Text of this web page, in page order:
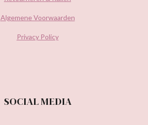
Algemene Voorwaarden
Privacy Policy
SOCIAL MEDIA